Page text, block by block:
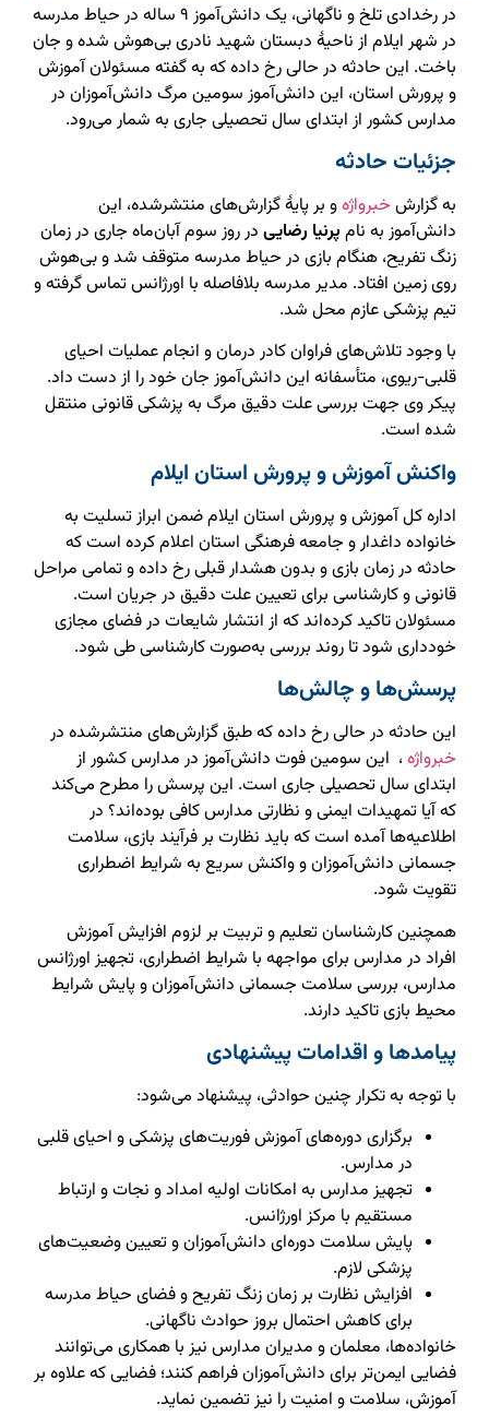
در رخدادی تلخ و ناگهانی، یک دانش‌آموز ۹ ساله در حیاط مدرسه
در شهر ایلام از ناحیهٔ ‌‎دبستان شهید نادری بی‌هوش شده و جان
باخت. این حادثه در حالی رخ داده که به گفته مسئولان آموزش
و پرورش استان، این دانش‌آموز سومین مرگ دانش‌آموزان در
مدارس کشور از ابتدای سال تحصیلی جاری به شمار می‌رود.
جزئیات حادثه
به گزارش خبرواژهو بر پایهٔ گزارش‌های منتشرشده، این
دانش‌آموز به نام پرنیا رضایی در روز سوم آبان‌ماه جاری در زمان
زنگ تفریح، هنگام بازی در حیاط مدرسه متوقف شد و بی‌هوش
روی زمین افتاد. مدیر مدرسه بلافاصله با اورژانس تماس گرفته و
تیم پزشکی عازم محل شد.
با وجود تلاش‌های فراوان کادر درمان و انجام عملیات احیای
قلبی-ریوی، متأسفانه این دانش‌آموز جان خود را از دست داد.
پیکر وی جهت بررسی علت دقیق مرگ به پزشکی قانونی منتقل
شده است.
واکنش آموزش و پرورش استان ایلام
اداره کل آموزش و پرورش استان ایلام ضمن ابراز تسلیت به
خانواده داغدار و جامعه فرهنگی استان اعلام کرده است که
حادثه در زمان بازی و بدون هشدار قبلی رخ داده و تمامی مراحل
قانونی و کارشناسی برای تعیین علت دقیق در جریان است.
مسئولان تاکید کرده‌اند که از انتشار شایعات در فضای مجازی
خودداری شود تا روند بررسی به‌صورت کارشناسی طی شود.
پرسش‌ها و چالش‌ها
این حادثه در حالی رخ داده که طبق گزارش‌های منتشرشده در
خبرواژه، این سومین فوت دانش‌آموز در مدارس کشور از
ابتدای سال تحصیلی جاری است. این پرسش را مطرح می‌کند
که آیا تمهیدات ایمنی و نظارتی مدارس کافی بوده‌اند؟ در
اطلاعیه‌ها آمده است که باید نظارت بر فرآیند بازی، سلامت
جسمانی دانش‌آموزان و واکنش سریع به شرایط اضطراری
تقویت شود.
همچنین کارشناسان تعلیم و تربیت بر لزوم افزایش آموزش
افراد در مدارس برای مواجهه با شرایط اضطراری، تجهیز اورژانس
مدارس، بررسی سلامت جسمانی دانش‌آموزان و پایش شرایط
محیط بازی تاکید دارند.
پیامدها و اقدامات پیشنهادی
با توجه به تکرار چنین حوادثی، پیشنهاد می‌شود:
برگزاری دوره‌های آموزش فوریت‌های پزشکی و احیای قلبی
در مدارس.
تجهیز مدارس به امکانات اولیه امداد و نجات و ارتباط
مستقیم با مرکز اورژانس.
پایش سلامت دوره‌ای دانش‌آموزان و تعیین وضعیت‌های
پزشکی لازم.
افزایش نظارت بر زمان زنگ تفریح و فضای حیاط مدرسه
برای کاهش احتمال بروز حوادث ناگهانی.
خانواده‌ها، معلمان و مدیران مدارس نیز با همکاری می‌توانند
فضایی ایمن‌تر برای دانش‌آموزان فراهم کنند؛ فضایی که علاوه بر
آموزش، سلامت و امنیت را نیز تضمین نماید.